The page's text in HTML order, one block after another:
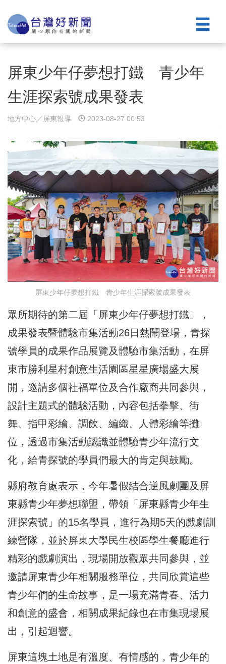
屏東少年仔夢想打鐵 青少年
生涯探索號成果發表
地方中心／屏東報導 2023-08-27 00:53
屏東少年仔夢想打鐵 青少年生涯探索號成果發表
眾所期待的第二屆「屏東少年仔夢想打鐵」，
成果發表暨體驗市集活動26日熱鬧登場，青探
號學員的成果作品展覽及體驗市集活動，在屏
東市勝利星村創意生活園區星星廣場盛大展
開，邀請多個社福單位及合作廠商共同參與，
設計主題式的體驗活動，內容包括拳擊、街
舞、指甲彩繪、調飲、編織、人體彩繪等攤
位，透過市集活動認識並體驗青少年流行文
化，給青探號的學員們最大的肯定與鼓勵。
縣府教育處表示，今年暑假結合逆風劇團及屏
東縣青少年夢想聯盟，帶領「屏東縣青少年生
涯探索號」的15名學員，進行為期5天的戲劇訓
練營隊，並於屏東大學民生校區學生餐廳進行
精彩的戲劇演出，現場開放觀眾共同參與，並
邀請屏東青少年相關服務單位，共同欣賞這些
青少年們的生命故事，是一場充滿青春、活力
和創意的盛會，相關成果紀錄也在市集現場展
出，引起迴響。
屏東這塊土地是有溫度、有情感的，青少年的